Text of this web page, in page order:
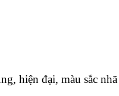
hiện đại, màu sắc